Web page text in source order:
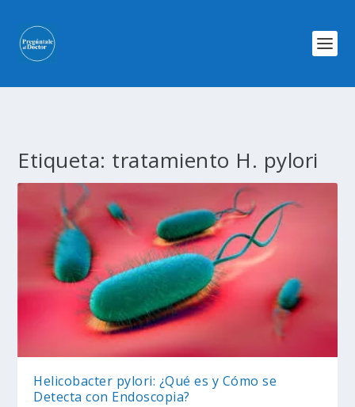
Etiqueta: tratamiento H. pylori
Helicobacter pylori: ¿Qué es y Cómo se
Detecta con Endoscopia?